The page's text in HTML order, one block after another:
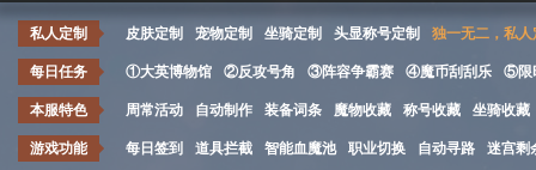
私人定制 皮肤定制 宠物定制 坐骑定制 头显称号定制 独一无二，私人
每日任务 ①大英博物馆 ②反攻号角 ③阵容争霸赛 ④魔币刮刮乐 ⑤限
本服特色 周常活动 自动制作 装备词条 魔物收藏 称号收藏 坐骑收藏
游戏功能 每日签到 道具拦截 智能血魔池 职业切换 自动寻路 迷宫剩